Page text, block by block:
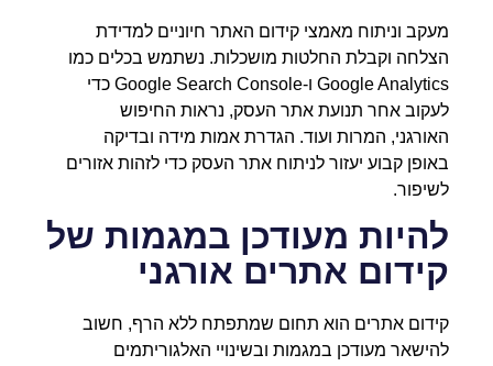
מעקב וניתוח מאמצי קידום האתר חיוניים למדידת
הצלחה וקבלת החלטות מושכלות. נשתמש בכלים כמו
Google Analytics ו-Google Search Console כדי
לעקוב אחר תנועת אתר העסק, נראות החיפוש
האורגני, המרות ועוד. הגדרת אמות מידה ובדיקה
באופן קבוע יעזור לניתוח אתר העסק כדי לזהות אזורים
לשיפור.
להיות מעודכן במגמות של
קידום אתרים אורגני
קידום אתרים הוא תחום שמתפתח ללא הרף, חשוב
להישאר מעודכן במגמות ובשינויי האלגוריתמים